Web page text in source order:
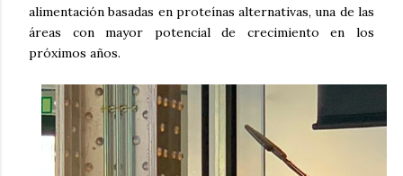
alimentación basadas en proteínas alternativas, una de las
áreas con mayor potencial de crecimiento en los
próximos años.